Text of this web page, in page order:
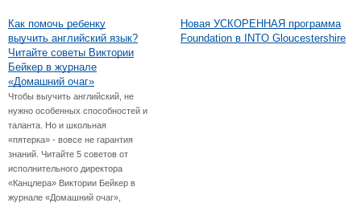
Как помочь ребенку
выучить английский язык?
Читайте советы Виктории
Бейкер в журнале
«Домашний очаг»
Чтобы выучить английский, не
нужно особенных способностей и
таланта. Но и школьная
«пятерка» - вовсе не гарантия
знаний. Читайте 5 советов от
исполнительного директора
«Канцлера» Виктории Бейкер в
журнале «Домашний очаг»,
Новая УСКОРЕННАЯ программа
Foundation в INTO Gloucestershire